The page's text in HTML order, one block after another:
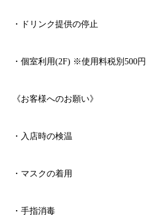
・ドリンク提供の停止
・個室利用(2F) ※使用料税別 500円
《お客様へのお願い》
・入店時の検温
・マスクの着用
・手指消毒